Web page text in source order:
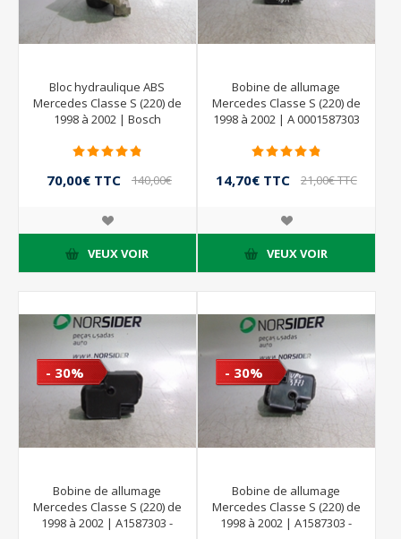
Bloc hydraulique ABS
Mercedes Classe S (220) de
1998 à 2002 | Bosch
70,00€ TTC
140,00€
VEUX VOIR
Bobine de allumage
Mercedes Classe S (220) de
1998 à 2002 | A 0001587303
14,70€ TTC 21,00€ TTC
VEUX VOIR
- 30%
Bobine de allumage
Mercedes Classe S (220) de
1998 à 2002 | A1587303 -
- 30%
Bobine de allumage
Mercedes Classe S (220) de
1998 à 2002 | A1587303 -